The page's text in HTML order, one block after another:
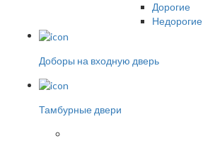
Дорогие
Недорогие
Доборы на входную дверь
Тамбурные двери